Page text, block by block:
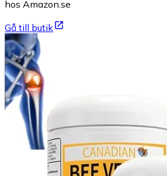
hos Amazon.se
Gå till butik